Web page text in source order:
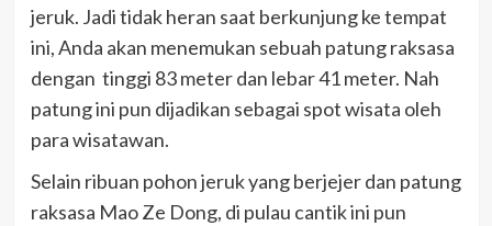
jeruk. Jadi tidak heran saat berkunjung ke tempat
ini, Anda akan menemukan sebuah patung raksasa
dengan tinggi 83 meter dan lebar 41 meter. Nah
patung ini pun dijadikan sebagai spot wisata oleh
para wisatawan.
Selain ribuan pohon jeruk yang berjejer dan patung
raksasa Mao Ze Dong, di pulau cantik ini pun